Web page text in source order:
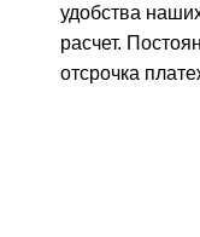
удобства
расчет.
отсрочка